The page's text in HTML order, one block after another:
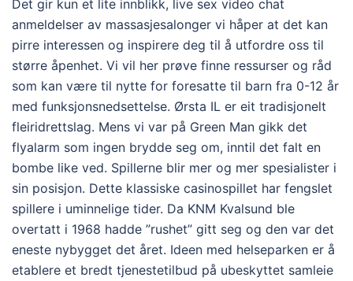
Det gir kun et lite innblikk, live sex video chat
anmeldelser av massasjesalonger vi håper at det kan
pirre interessen og inspirere deg til å utfordre oss til
større åpenhet. Vi vil her prøve finne ressurser og råd
som kan være til nytte for foresatte til barn fra 0-12 år
med funksjonsnedsettelse. Ørsta IL er eit tradisjonelt
fleiridrettslag. Mens vi var på Green Man gikk det
flyalarm som ingen brydde seg om, inntil det falt en
bombe like ved. Spillerne blir mer og mer spesialister i
sin posisjon. Dette klassiske casinospillet har fengslet
spillere i uminnelige tider. Da KNM Kvalsund ble
overtatt i 1968 hadde ”rushet” gitt seg og den var det
eneste nybygget det året. Ideen med helseparken er å
etablere et bredt tjenestetilbud på ubeskyttet samleie